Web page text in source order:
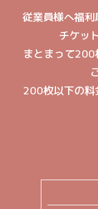
従業員様へ福
チケッ
まとまって200
200枚以下の料